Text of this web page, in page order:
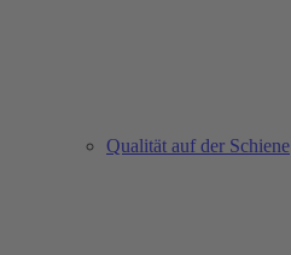
Qualität auf der Schiene